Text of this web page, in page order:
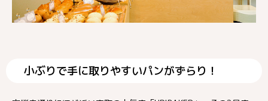
小ぶりで手に取りやすいパンがずらり！